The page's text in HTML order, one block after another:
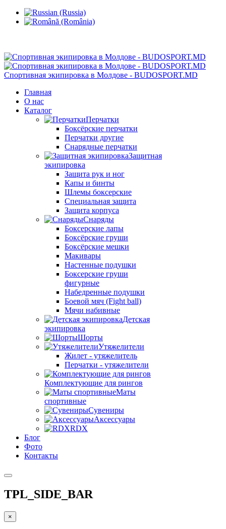
Спортивная экипировка в Молдове - BUDOSPORT.MD
Главная
О нас
Каталог
Перчатки
Боксёрские перчатки
Перчатки другие
Снарядные перчатки
Защитная
экипировка
Защита рук и ног
Капы и бинты
Шлемы боксерские
Специальная защита
Защита корпуса
Снаряды
Боксерские лапы
Боксёрские груши
Боксёрские мешки
Макивары
Настенные подушки
Боксерские груши
фигурные
Набедренные подушки
Боевой мяч (Fight ball)
Мячи набивные
Детская
экипировка
Шорты
Утяжелители
Жилет - утяжелитель
Перчатки - утяжелители
Комплектующие для рингов
Маты
спортивные
Сувениры
Аксессуары
RDX
Блог
Фото
Контакты
TPL_SIDE_BAR
×